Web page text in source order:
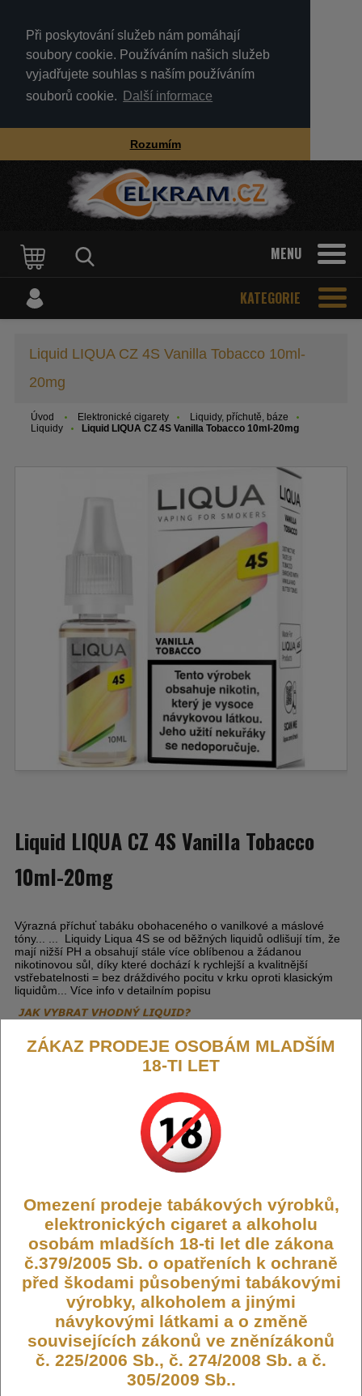
Při poskytování služeb nám pomáhají
soubory cookie. Používáním našich služeb
vyjadřujete souhlas s naším používáním
souborů cookie.
Další informace
Rozumím
MENU
KATEGORIE
Liquid LIQUA CZ 4S Vanilla Tobacco 10ml-
20mg
Úvod Elektronické cigarety
Liquidy, příchutě, báze
Liquidy
Liquid LIQUA CZ 4S Vanilla Tobacco 10ml-20mg
Liquid LIQUA CZ 4S Vanilla Tobacco
10ml-20mg
Výrazná příchuť tabáku obohaceného o vanilkové a máslové
tóny... ...
Liquidy Liqua 4S se od běžných liquidů odlišují tím, že
mají nižší PH a obsahují stále více oblíbenou a žádanou
nikotinovou sůl, díky které dochází k rychlejší a kvalitnější
vstřebatelnosti = bez dráždivého pocitu v krku oproti klasickým
liquidům... Více info v detailním popisu
Liqua-Ritchy (CZ)
LIQ-LC-4A-VANIL-10-20
Není skladem
209,- KČ
Liquid LIQUA CZ 4S Vanilla Tobacco
10ml-20mg
Výrazná příchuť tabáku obohaceného o vanilkové a máslové
ZÁKAZ PRODEJE OSOBÁM MLADŠÍM
18-TI LET
Omezení prodeje tabákových výrobků,
elektronických cigaret a alkoholu
osobám mladších 18-ti let dle zákona
č.379/2005 Sb. o opatřeních k ochraně
před škodami působenými tabákovými
výrobky, alkoholem a jinými
návykovými látkami a o změně
souvisejících zákonů ve zněnízákonů
č. 225/2006 Sb., č. 274/2008 Sb. a č.
305/2009 Sb..